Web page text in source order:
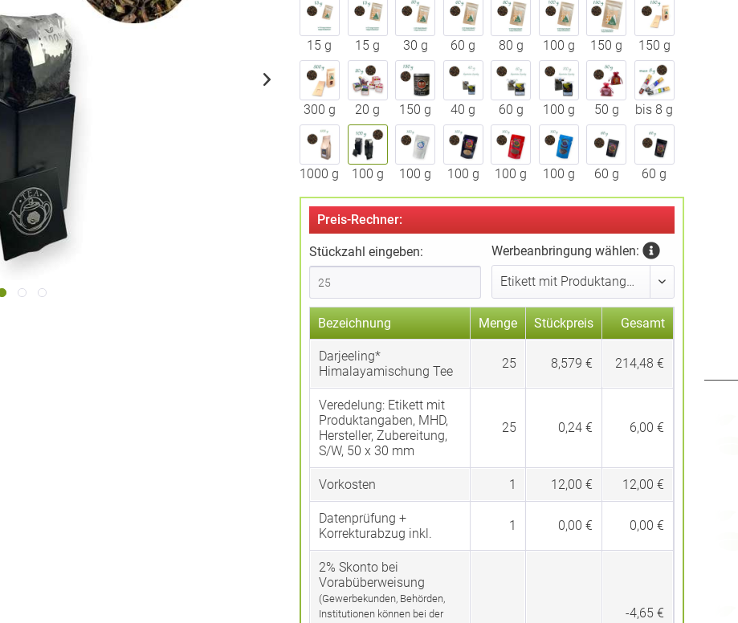
15 g 15 g 30 g 60 g 80 g 100 g 150 g 150 g
300 g 20 g 150 g 40 g 60 g 100 g 50 g bis 8 g
1000 g 100 g 100 g 100 g 100 g 100 g 60 g 60 g
Preis-Rechner:
Stückzahl eingeben: Werbeanbringung wählen:
Bezeichnung Menge Stückpreis Gesamt
Darjeeling*
Himalayamischung Tee
25 8,579 € 214,48 €
Veredelung: Etikett mit
Produktangaben, MHD,
Hersteller, Zubereitung,
S/W, 50 x 30 mm
25 0,24 € 6,00 €
Vorkosten 1 12,00 € 12,00 €
Datenprüfung +
Korrekturabzug inkl.
1 0,00 € 0,00 €
2% Skonto bei
Vorabüberweisung
(Gewerbekunden, Behörden,
Institutionen können bei der
-4,65 €